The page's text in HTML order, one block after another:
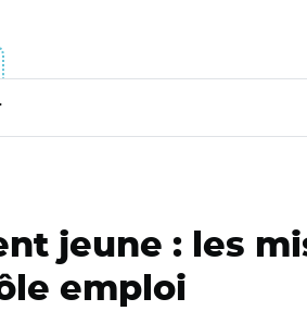
jeune : les
emploi